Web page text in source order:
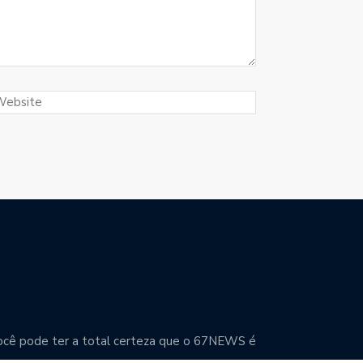
pode ter a total certeza que o 67NEWS é